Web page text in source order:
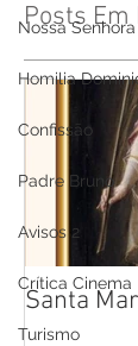
Nossa Senhora
Homilia
Confissão
Padre Bruno
Avisos 2
Crítica Cinema
Turismo
Posts Em
Santa